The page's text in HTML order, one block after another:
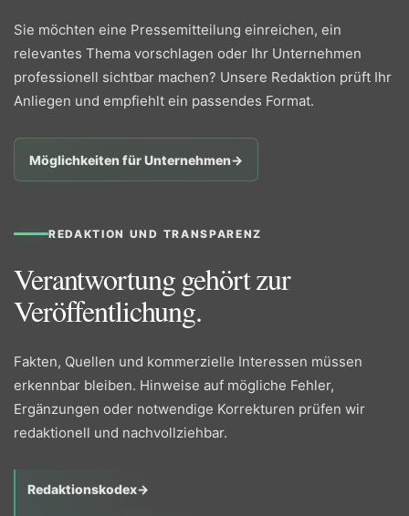
Sie möchten eine Pressemitteilung einreichen, ein
relevantes Thema vorschlagen oder Ihr Unternehmen
professionell sichtbar machen? Unsere Redaktion prüft Ihr
Anliegen und empfiehlt ein passendes Format.
Möglichkeiten für Unternehmen→
REDAKTION UND TRANSPARENZ
Verantwortung gehört zur
Veröffentlichung.
Fakten, Quellen und kommerzielle Interessen müssen
erkennbar bleiben. Hinweise auf mögliche Fehler,
Ergänzungen oder notwendige Korrekturen prüfen wir
redaktionell und nachvollziehbar.
Redaktionskodex→